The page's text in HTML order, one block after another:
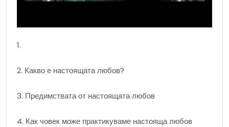
1.
2. Какво е настоящата любов?
3. Предимствата от настоящата любов
4. Как човек може практикуваме настояща любов